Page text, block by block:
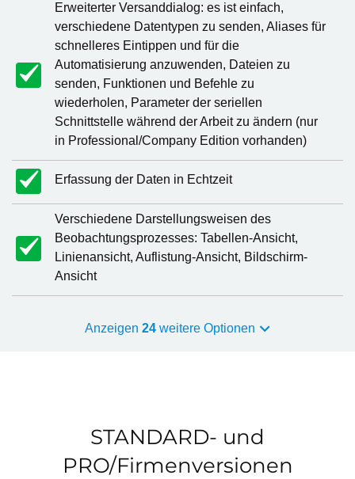
Erweiterter Versanddialog: es ist einfach,
verschiedene Datentypen zu senden, Aliases für
schnelleres Eintippen und für die
Automatisierung anzuwenden, Dateien zu
senden, Funktionen und Befehle zu
wiederholen, Parameter der seriellen
Schnittstelle während der Arbeit zu ändern (nur
in Professional/Company Edition vorhanden)
Erfassung der Daten in Echtzeit
Verschiedene Darstellungsweisen des
Beobachtungsprozesses: Tabellen-Ansicht,
Linienansicht, Auflistung-Ansicht, Bildschirm-
Ansicht
Anzeigen 24weitere Optionen
STANDARD- und
PRO/Firmenversionen